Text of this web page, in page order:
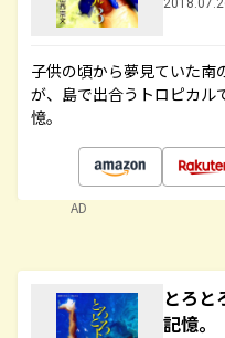
子供の頃から夢見ていた南
が、島で出合うトロピカル
憶。
AD
とろ
記憶